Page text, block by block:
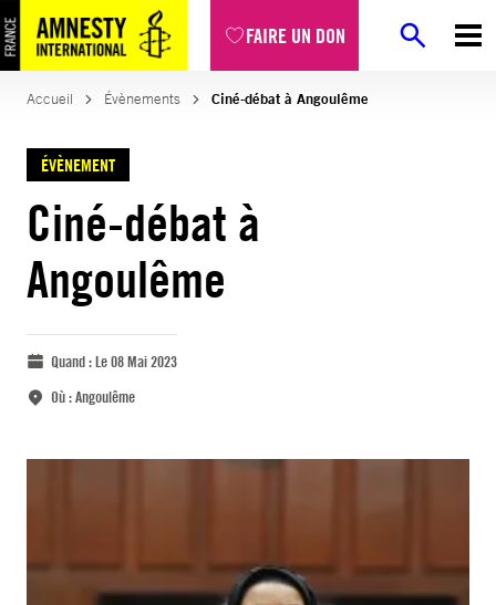
FAIRE UN DON
Accueil Évènements Ciné-débat à Angoulême
ÉVÈNEMENT
Ciné-débat à
Angoulême
Quand :Le 08 Mai 2023
Où :Angoulême